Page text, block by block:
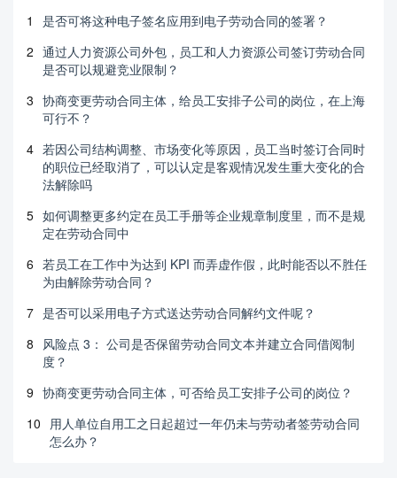
1
是否可将这种电子签名应用到电子劳动合同的签署？
2 通过人力资源公司外包，员工和人力资源公司签订劳动合同
是否可以规避竞业限制？
3 协商变更劳动合同主体，给员工安排子公司的岗位，在上海
可行不？
4 若因公司结构调整、市场变化等原因，员工当时签订合同时
的职位已经取消了，可以认定是客观情况发生重大变化的合
法解除吗
5 如何调整更多约定在员工手册等企业规章制度里，而不是规
定在劳动合同中
6 若员工在工作中为达到 KPI 而弄虚作假，此时能否以不胜任
为由解除劳动合同？
7 是否可以采用电子方式送达劳动合同解约文件呢？
8 风险点 3： 公司是否保留劳动合同文本并建立合同借阅制
度？
9 协商变更劳动合同主体，可否给员工安排子公司的岗位？
10 用人单位自用工之日起超过一年仍未与劳动者签劳动合同
怎么办？